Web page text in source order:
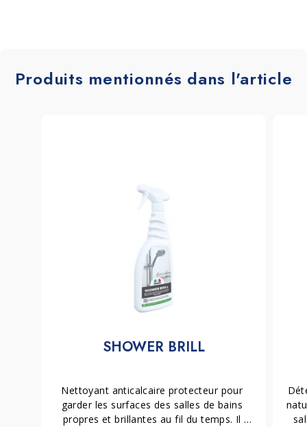
Produits mentionnés dans l'article
SHOWER BRILL
Nettoyant anticalcaire protecteur pour
garder les surfaces des salles de bains
propres et brillantes au fil du temps. Il